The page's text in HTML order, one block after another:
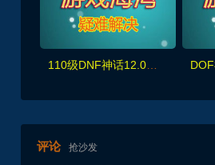
110级DNF神话12.0版 真女鬼剑龙之庭院机械七战神龙之怒+完整主线任务剧情，带视频教程
评论 抢沙发